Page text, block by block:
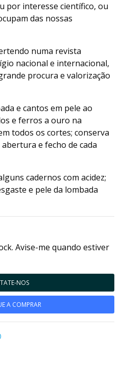
por interesse científico, ou
das nossas
numa revista
nacional e internacional,
procura e valorização
e cantos em pele ao
e ferros a ouro na
todos os cortes; conserva
e fecho de cada
cadernos com acidez;
e pele da lombada
Avise-me quando estiver
NOS
A COMPRAR